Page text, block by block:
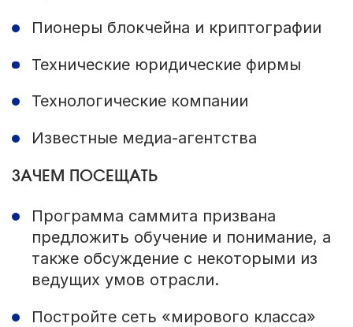
Пионеры блокчейна и криптографии
Технические юридические фирмы
Технологические компании
Известные медиа-агентства
ЗАЧЕМ ПОСЕЩАТЬ
Программа саммита призвана
предложить обучение и понимание, а
также обсуждение с некоторыми из
ведущих умов отрасли.
Постройте сеть «мирового класса»